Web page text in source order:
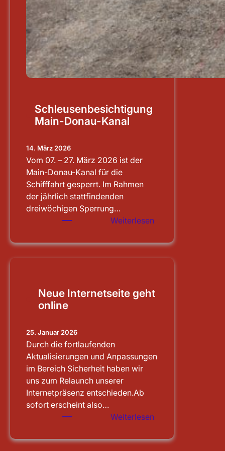
Schleusenbesichtigung
Main-Donau-Kanal
14. März 2026
Vom 07. – 27. März 2026 ist der
Main-Donau-Kanal für die
Schifffahrt gesperrt. Im Rahmen
der jährlich stattfindenden
dreiwöchigen Sperrung…
Weiterlesen
Main-
Neue Internetseite geht
online
25. Januar 2026
Durch die fortlaufenden
Aktualisierungen und Anpassungen
im Bereich Sicherheit haben wir
uns zum Relaunch unserer
Internetpräsenz entschieden.Ab
sofort erscheint also…
Weiterlesen
Internetseite